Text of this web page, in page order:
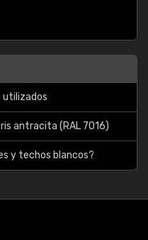
utilizados
antracita (RAL 7016)
y techos blancos?